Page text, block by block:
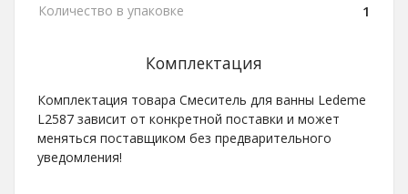
Количество в упаковке 1
Комплектация
Комплектация товара Смеситель для ванны Ledeme
L2587 зависит от конкретной поставки и может
меняться поставщиком без предварительного
уведомления!